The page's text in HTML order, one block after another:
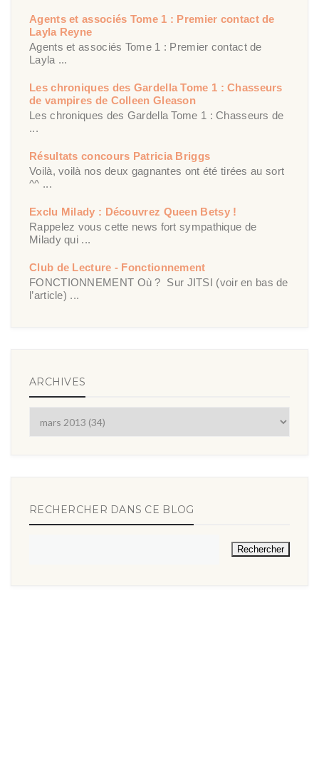
Agents et associés Tome 1 : Premier contact de
Layla Reyne
Agents et associés Tome 1 : Premier contact de
Layla ...
Les chroniques des Gardella Tome 1 : Chasseurs
de vampires de Colleen Gleason
Les chroniques des Gardella Tome 1 : Chasseurs de
...
Résultats concours Patricia Briggs
Voilà, voilà nos deux gagnantes ont été tirées au sort
^^ ...
Exclu Milady : Découvrez Queen Betsy !
Rappelez vous cette news fort sympathique de
Milady qui ...
Club de Lecture - Fonctionnement
FONCTIONNEMENT Où ? Sur JITSI (voir en bas de
l’article) ...
ARCHIVES
RECHERCHER DANS CE BLOG